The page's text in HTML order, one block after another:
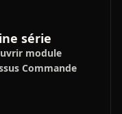
série
module
Commande